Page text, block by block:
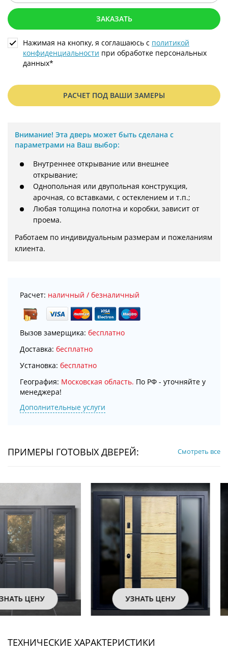
ЗАКАЗАТЬ
Нажимая на кнопку, я соглашаюсь с политикой
конфиденциальности при обработке персональных
данных*
РАСЧЕТ ПОД ВАШИ ЗАМЕРЫ
Внимание! Эта дверь может быть сделана с
параметрами на Ваш выбор:
Внутреннее открывание или внешнее
открывание;
Однопольная или двупольная конструкция,
арочная, со вставками, с остеклением и т.п.;
Любая толщина полотна и коробки, зависит от
проема.
Работаем по индивидуальным размерам и пожеланиям
клиента.
Расчет: наличный / безналичный
Вызов замерщика: бесплатно
Доставка: бесплатно
Установка: бесплатно
География: Московская область. По РФ - уточняйте у
менеджера!
Дополнительные услуги
ПРИМЕРЫ ГОТОВЫХ ДВЕРЕЙ: Смотреть все
УЗНАТЬ ЦЕНУ УЗНАТЬ ЦЕНУ
ТЕХНИЧЕСКИЕ ХАРАКТЕРИСТИКИ